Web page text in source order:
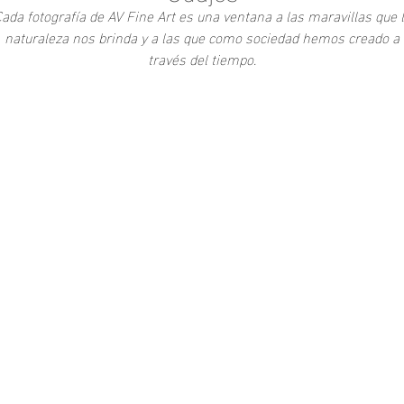
fotografía de AV Fine Art es una ventana a las maravillas que
naturaleza nos brinda y a las que como sociedad hemos creado a
través del tiempo.